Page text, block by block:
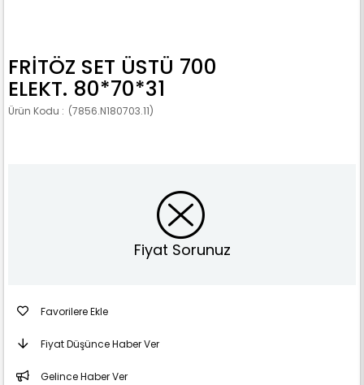
FRİTÖZ SET ÜSTÜ 700
ELEKT. 80*70*31
(7856.N180703.11)
Fiyat Sorunuz
Favorilere Ekle
Fiyat Düşünce Haber Ver
Gelince Haber Ver